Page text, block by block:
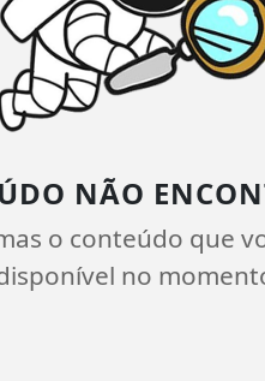
NÃO
o conteúdo que
no